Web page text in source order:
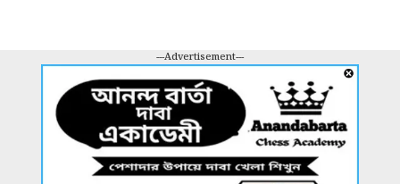
---Advertisement---